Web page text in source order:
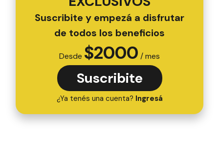
Suscribite y empezá a disfrutar
de todos los beneficios
Desde $2000 / mes
Suscribite
¿Ya tenés una cuenta? Ingresá